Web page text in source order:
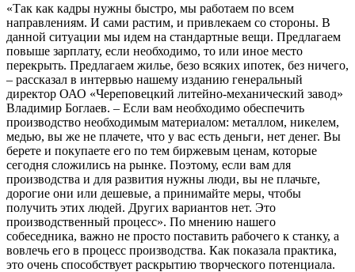
«Так как кадры нужны быстро, мы работаем по всем
направлениям. И сами растим, и привлекаем со стороны. В
данной ситуации мы идем на стандартные вещи. Предлагаем
повыше зарплату, если необходимо, то или иное место
перекрыть. Предлагаем жилье, безо всяких ипотек, без ничего,
– рассказал в интервью нашему изданию генеральный
директор ОАО «Череповецкий литейно-механический завод»
Владимир Боглаев. – Если вам необходимо обеспечить
производство необходимым материалом: металлом, никелем,
медью, вы же не плачете, что у вас есть деньги, нет денег. Вы
берете и покупаете его по тем биржевым ценам, которые
сегодня сложились на рынке. Поэтому, если вам для
производства и для развития нужны люди, вы не плачьте,
дорогие они или дешевые, а принимайте меры, чтобы
получить этих людей. Других вариантов нет. Это
производственный процесс». По мнению нашего
собеседника, важно не просто поставить рабочего к станку, а
вовлечь его в процесс производства. Как показала практика,
это очень способствует раскрытию творческого потенциала.